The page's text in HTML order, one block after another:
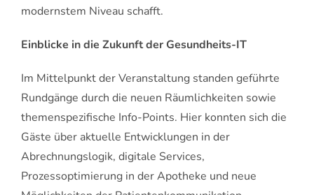
modernstem Niveau schafft.
Einblicke in die Zukunft der Gesundheits-IT
Im Mittelpunkt der Veranstaltung standen geführte
Rundgänge durch die neuen Räumlichkeiten sowie
themenspezifische Info-Points. Hier konnten sich die
Gäste über aktuelle Entwicklungen in der
Abrechnungslogik, digitale Services,
Prozessoptimierung in der Apotheke und neue